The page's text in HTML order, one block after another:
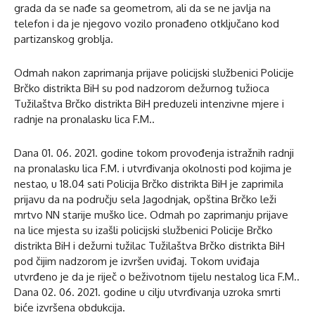
grada da se nađe sa geometrom, ali da se ne javlja na
telefon i da je njegovo vozilo pronađeno otključano kod
partizanskog groblja.
Odmah nakon zaprimanja prijave policijski službenici Policije
Brčko distrikta BiH su pod nadzorom dežurnog tužioca
Tužilaštva Brčko distrikta BiH preduzeli intenzivne mjere i
radnje na pronalasku lica F.M..
Dana 01. 06. 2021. godine tokom provođenja istražnih radnji
na pronalasku lica F.M. i utvrđivanja okolnosti pod kojima je
nestao, u 18.04 sati Policija Brčko distrikta BiH je zaprimila
prijavu da na području sela Jagodnjak, opština Brčko leži
mrtvo NN starije muško lice. Odmah po zaprimanju prijave
na lice mjesta su izašli policijski službenici Policije Brčko
distrikta BiH i dežurni tužilac Tužilaštva Brčko distrikta BiH
pod čijim nadzorom je izvršen uviđaj. Tokom uviđaja
utvrđeno je da je riječ o beživotnom tijelu nestalog lica F.M..
Dana 02. 06. 2021. godine u cilju utvrđivanja uzroka smrti
biće izvršena obdukcija.